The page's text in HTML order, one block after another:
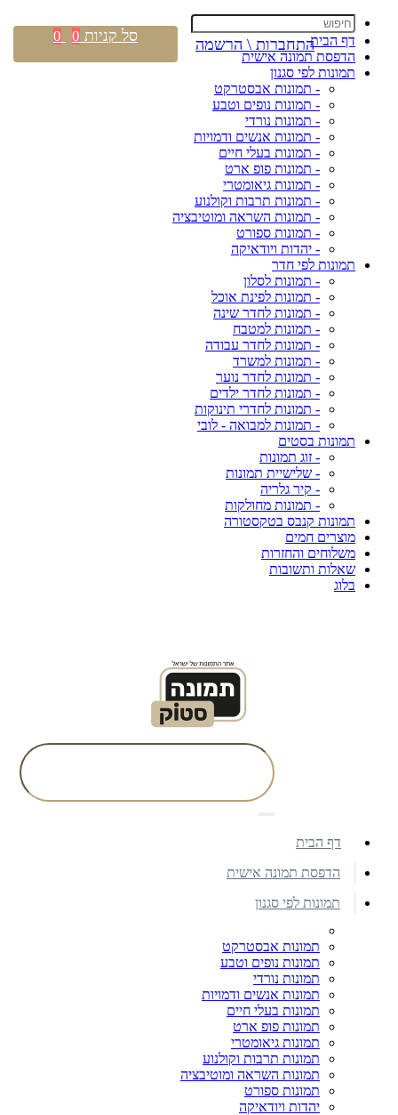
דף הבית
הדפסת תמונה אישית
תמונות לפי סגנון
- תמונות אבסטרקט
- תמונות נופים וטבע
- תמונות נורדי
- תמונות אנשים ודמויות
- תמונות בעלי חיים
- תמונות פופ ארט
- תמונות גיאומטרי
- תמונות תרבות וקולנוע
- תמונות השראה ומוטיבציה
- תמונות ספורט
- יהדות ויודאיקה
תמונות לפי חדר
- תמונות לסלון
- תמונות לפינת אוכל
- תמונות לחדר שינה
- תמונות למטבח
- תמונות לחדר עבודה
- תמונות למשרד
- תמונות לחדר נוער
- תמונות לחדר ילדים
- תמונות לחדרי תינוקות
- תמונות למבואה - לובי
תמונות בסטים
- זוג תמונות
- שלישיית תמונות
- קיר גלריה
- תמונות מחולקות
תמונות קנבס בטקסטורה
מוצרים חמים
משלוחים והחזרות
שאלות ותשובות
בלוג
התחברות \ הרשמה סל קניות 0
0
דף הבית
הדפסת תמונה אישית
תמונות לפי סגנון
תמונות אבסטרקט
תמונות נופים וטבע
תמונות נורדי
תמונות אנשים ודמויות
תמונות בעלי חיים
תמונות פופ ארט
תמונות גיאומטרי
תמונות תרבות וקולנוע
תמונות השראה ומוטיבציה
תמונות ספורט
יהדות ויודאיקה